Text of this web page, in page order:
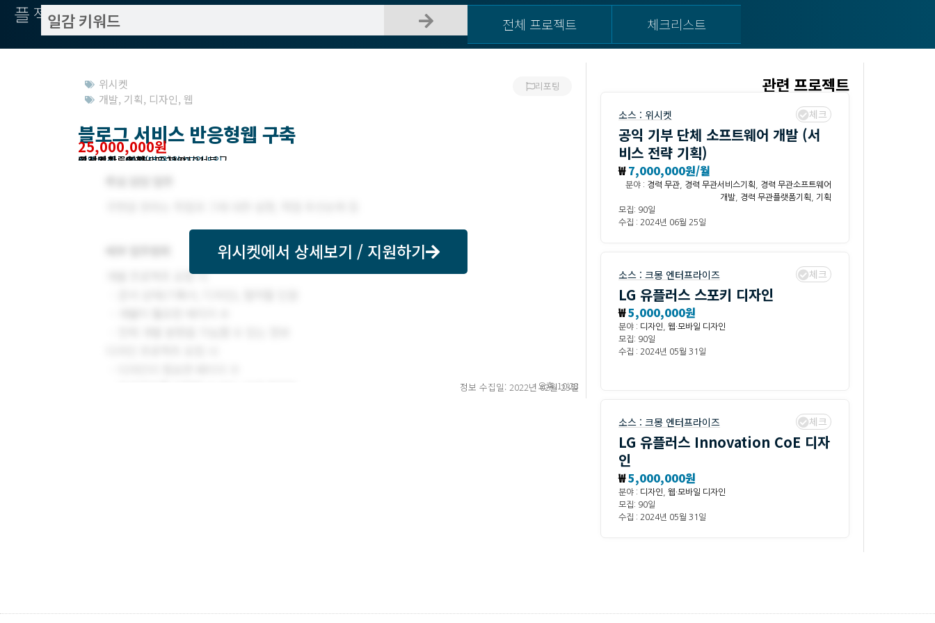
플젝서치 전체 프로젝트 체크리스트
위시켓
개발, 기획, 디자인, 웹
리포팅
블로그 서비스 반응형웹 구축
25,000,000원
작업방식 : 외주(도급)
모집기한 : 2022년 03월 07일 5일
예상기간 : 90일
위시켓등록일자 : 2022.02.21.
고객위치 : 충청남도 천안시 서북구
위시켓에서 상세보기 / 지원하기
정보 수집일: 2022년 02월 23일
오후 10:28
관련 프로젝트
소스 : 위시켓 체크
공익 기부 단체 소프트웨어 개발 (서
비스 전략 기획)
₩7,000,000원/월
분야 : 경력 무관 경력 무관서비스기획
경력 무관소프트웨어
개발
경력 무관플랫폼기획
기획
모집: 90일
수집 : 2024년 06월 25일
소스 : 크몽 엔터프라이즈 체크
LG 유플러스 스포키 디자인
₩5,000,000원
분야 : 디자인
웹·모바일 디자인
모집: 90일
수집 : 2024년 05월 31일
소스 : 크몽 엔터프라이즈 체크
LG 유플러스 Innovation CoE 디자
인
₩5,000,000원
분야 : 디자인
웹·모바일 디자인
모집: 90일
수집 : 2024년 05월 31일